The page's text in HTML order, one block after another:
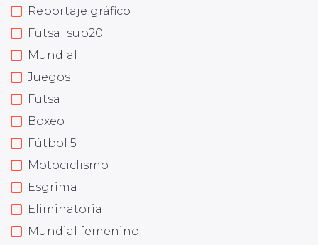
Reportaje gráfico
Futsal sub20
Mundial
Juegos
Futsal
Boxeo
Fútbol 5
Motociclismo
Esgrima
Eliminatoria
Mundial femenino